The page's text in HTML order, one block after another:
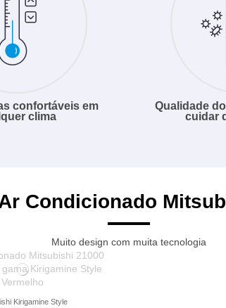
confortáveis em
clima
Qualidade
cuidar
Condicionado
Muito design com muita tecnologia
Kirigamine Style